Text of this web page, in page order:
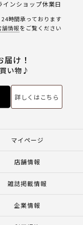
インショップ休業日
時間承っております
舗情報をご覧ください
け！
い物♪
詳しくはこちら
マイページ
店舗情報
雑誌掲載情報
企業情報